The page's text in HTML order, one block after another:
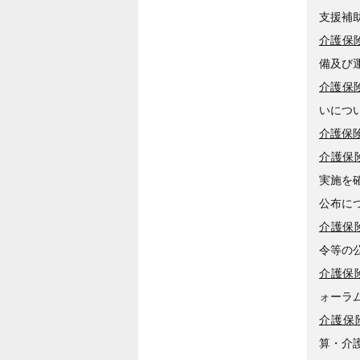
支援補
介護保
備及び
介護保
いにつ
介護保
介護保
実施を
公布に
介護保
令等の
介護保
ォーラ
介護保
算・介